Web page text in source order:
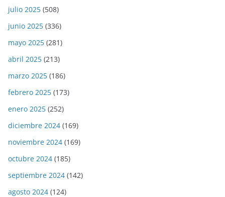
julio 2025 (508)
junio 2025 (336)
mayo 2025 (281)
abril 2025 (213)
marzo 2025 (186)
febrero 2025 (173)
enero 2025 (252)
diciembre 2024 (169)
noviembre 2024 (169)
octubre 2024 (185)
septiembre 2024 (142)
agosto 2024 (124)